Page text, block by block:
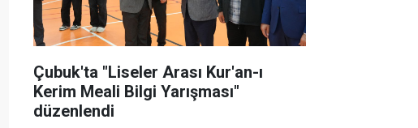
Çubuk'ta "Liseler Arası Kur'an-ı
Kerim Meali Bilgi Yarışması"
düzenlendi